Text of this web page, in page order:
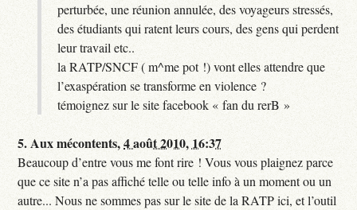
perturbée, une réunion annulée, des voyageurs stressés,
des étudiants qui ratent leurs cours, des gens qui perdent
leur travail etc..
la RATP/SNCF ( m^me pot !) vont elles attendre que
l’exaspération se transforme en violence ?
témoignez sur le site facebook « fan du rerB »
5.Aux mécontents,4 août 2010, 16:37
Beaucoup d’entre vous me font rire ! Vous vous plaignez parce
que ce site n’a pas affiché telle ou telle info à un moment ou un
autre... Nous ne sommes pas sur le site de la RATP ici, et l’outil